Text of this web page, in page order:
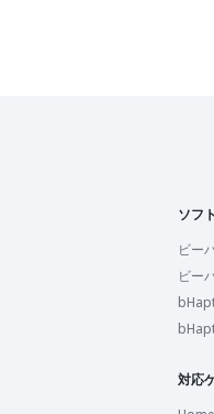
ソフ
ビー
ビー
対応